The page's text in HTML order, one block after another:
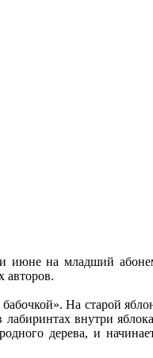
на младший
авторов.
На старой
внутри
дерева, и